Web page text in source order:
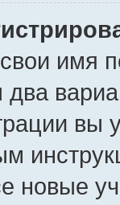
имя
вы
новые